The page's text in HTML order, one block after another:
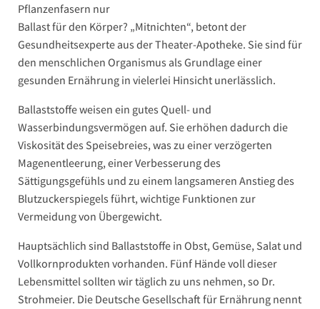
Pflanzenfasern nur
Ballast für den Körper? „Mitnichten“, betont der
Gesundheitsexperte aus der Theater-Apotheke. Sie sind für
den menschlichen Organismus als Grundlage einer
gesunden Ernährung in vielerlei Hinsicht unerlässlich.
Ballaststoffe weisen ein gutes Quell- und
Wasserbindungsvermögen auf. Sie erhöhen dadurch die
Viskosität des Speisebreies, was zu einer verzögerten
Magenentleerung, einer Verbesserung des
Sättigungsgefühls und zu einem langsameren Anstieg des
Blutzuckerspiegels führt, wichtige Funktionen zur
Vermeidung von Übergewicht.
Hauptsächlich sind Ballaststoffe in Obst, Gemüse, Salat und
Vollkornprodukten vorhanden. Fünf Hände voll dieser
Lebensmittel sollten wir täglich zu uns nehmen, so Dr.
Strohmeier. Die Deutsche Gesellschaft für Ernährung nennt